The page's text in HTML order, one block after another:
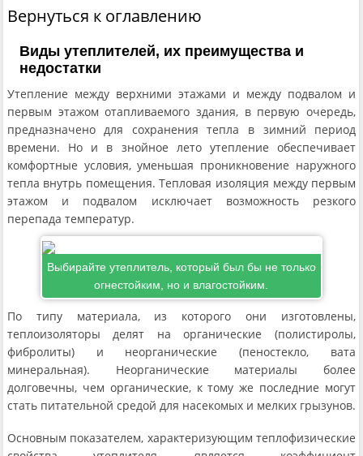
Вернуться к оглавлению
Виды утеплителей, их преимущества и
недостатки
Утепление между верхними этажами и между подвалом и
первым этажом отапливаемого здания, в первую очередь,
предназначено для сохранения тепла в зимний период
времени. Но и в знойное лето утепление обеспечивает
комфортные условия, уменьшая проникновение наружного
тепла внутрь помещения. Тепловая изоляция между первым
этажом и подвалом исключает возможность резкого
перепада температур.
Выбирайте утеплитель, который был бы не только
огнестойким, но и влагостойким.
По типу материала, из которого они изготовлены,
теплоизоляторы делят на органические (полистиролы,
фибролиты) и неорганические (пеностекло, вата
минеральная). Неорганические материалы более
долговечны, чем органические, к тому же последние могут
стать питательной средой для насекомых и мелких грызунов.
Основным показателем, характеризующим теплофизические